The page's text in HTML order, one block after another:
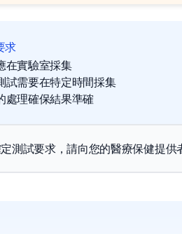
求
在實驗室採集
試需要在特定時間採集
處理確保結果準確
測試要求，請向您的醫療保健提供